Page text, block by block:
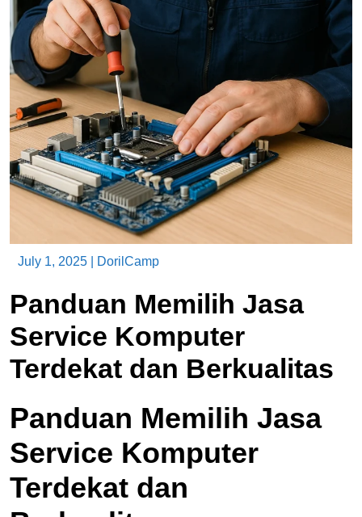
July 1, 2025 DorilCamp
Panduan Memilih Jasa
Service Komputer
Terdekat dan Berkualitas
Panduan Memilih Jasa
Service Komputer
Terdekat dan